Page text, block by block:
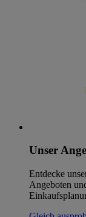
Unser
Entdecke
Angeboten